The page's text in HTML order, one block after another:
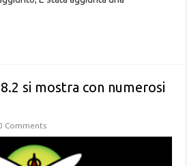
si mostra con numerosi
Comments